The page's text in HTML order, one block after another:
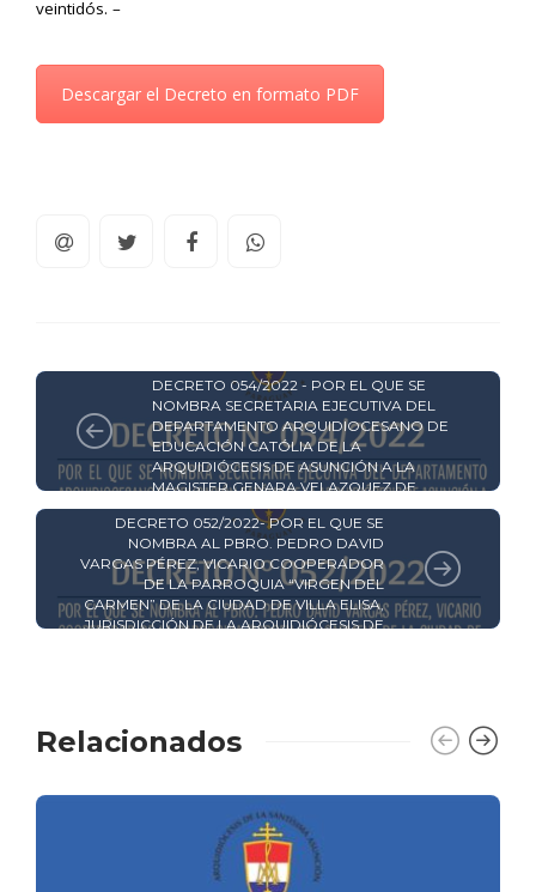
veintidós. –
Descargar el Decreto en formato PDF
DECRETO 054/2022 - POR EL QUE SE
NOMBRA SECRETARIA EJECUTIVA DEL
DEPARTAMENTO ARQUIDIOCESANO DE
EDUCACIÓN CATÓLIA DE LA
ARQUIDIÓCESIS DE ASUNCIÓN A LA
MAGISTER GENARA VELAZQUEZ DE
YEGROS
DECRETOS Y RESOLUCIONES
DECRETO 052/2022- POR EL QUE SE
NOMBRA AL PBRO. PEDRO DAVID
VARGAS PÉREZ, VICARIO COOPERADOR
DE LA PARROQUIA “VIRGEN DEL
CARMEN” DE LA CIUDAD DE VILLA ELISA,
JURISDICCIÓN DE LA ARQUIDIÓCESIS DE
Relacionados